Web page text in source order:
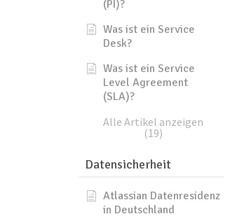
(PI)?
Was ist ein Service
Desk?
Was ist ein Service
Level Agreement
(SLA)?
Alle Artikel anzeigen
(19)
Datensicherheit
Atlassian Datenresidenz
in Deutschland